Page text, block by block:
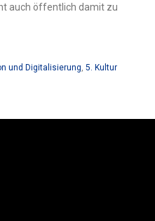
auch öffentlich damit zu
und Digitalisierung,5. Kultur